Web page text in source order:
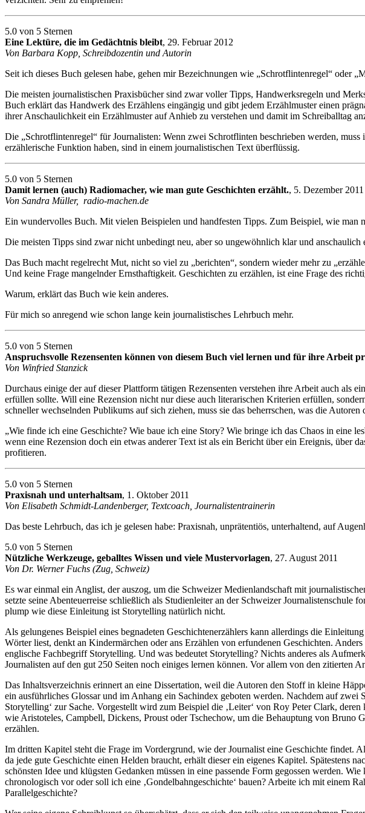
5.0 von 5 Sternen
Eine Lektüre, die im Gedächtnis bleibt, 29. Februar 2012
Von Barbara Kopp, Schreibdozentin und Autorin
Seit ich dieses Buch gelesen habe, gehen mir Bezeichnungen wie „Schrotflintenregel“ oder
Die meisten journalistischen Praxisbücher sind zwar voller Tipps, Handwerksregeln und
Buch erklärt das Handwerk des Erzählens eingängig und gibt jedem Erzählmuster einen
ihrer Anschaulichkeit ein Erzählmuster auf Anhieb zu verstehen und damit im Schreiballtag
Die „Schrotflintenregel“ für Journalisten: Wenn zwei Schrotflinten beschrieben werden,
erzählerische Funktion haben, sind in einem journalistischen Text überflüssig.
5.0 von 5 Sternen
Damit lernen (auch) Radiomacher, wie man gute Geschichten erzählt., 5. Dezember 2011
Von Sandra Müller, radio-machen.de
Ein wundervolles Buch. Mit vielen Beispielen und handfesten Tipps. Zum Beispiel, wie man
Die meisten Tipps sind zwar nicht unbedingt neu, aber so ungewöhnlich klar und
Das Buch macht regelrecht Mut, nicht so viel zu „berichten“, sondern wieder mehr zu
Und keine Frage mangelnder Ernsthaftigkeit. Geschichten zu erzählen, ist eine Frage des
Warum, erklärt das Buch wie kein anderes.
Für mich so anregend wie schon lange kein journalistisches Lehrbuch mehr.
5.0 von 5 Sternen
Anspruchsvolle Rezensenten können von diesem Buch viel lernen und für ihre Arbeit
Von Winfried Stanzick
Durchaus einige der auf dieser Plattform tätigen Rezensenten verstehen ihre Arbeit auch als
erfüllen sollte. Will eine Rezension nicht nur diese auch literarischen Kriterien erfüllen,
schneller wechselnden Publikums auf sich ziehen, muss sie das beherrschen, was die Autoren
„Wie finde ich eine Geschichte? Wie baue ich eine Story? Wie bringe ich das Chaos in eine
wenn eine Rezension doch ein etwas anderer Text ist als ein Bericht über ein Ereignis, über
profitieren.
5.0 von 5 Sternen
Praxisnah und unterhaltsam, 1. Oktober 2011
Von Elisabeth Schmidt-Landenberger, Textcoach, Journalistentrainerin
Das beste Lehrbuch, das ich je gelesen habe: Praxisnah, unprätentiös, unterhaltend, auf
5.0 von 5 Sternen
Nützliche Werkzeuge, geballtes Wissen und viele Mustervorlagen, 27. August 2011
Von Dr. Werner Fuchs (Zug, Schweiz)
Es war einmal ein Anglist, der auszog, um die Schweizer Medienlandschaft mit
setzte seine Abenteuerreise schließlich als Studienleiter an der Schweizer
plump wie diese Einleitung ist Storytelling natürlich nicht.
Als gelungenes Beispiel eines begnadeten Geschichtenerzählers kann allerdings die
Wörter liest, denkt an Kindermärchen oder ans Erzählen von erfundenen Geschichten.
englische Fachbegriff Storytelling. Und was bedeutet Storytelling? Nichts anderes als
Journalisten auf den gut 250 Seiten noch einiges lernen können. Vor allem von den zitierten
Das Inhaltsverzeichnis erinnert an eine Dissertation, weil die Autoren den Stoff in kleine
ein ausführliches Glossar und im Anhang ein Sachindex geboten werden. Nachdem auf
Storytelling‘ zur Sache. Vorgestellt wird zum Beispiel die ‚Leiter‘ von Roy Peter Clark,
wie Aristoteles, Campbell, Dickens, Proust oder Tschechow, um die Behauptung von Bruno
erzählen.
Im dritten Kapitel steht die Frage im Vordergrund, wie der Journalist eine Geschichte findet.
da jede gute Geschichte einen Helden braucht, erhält dieser ein eigenes Kapitel. Spätestens
schönsten Idee und klügsten Gedanken müssen in eine passende Form gegossen werden.
chronologisch vor oder soll ich eine ‚Gondelbahngeschichte‘ bauen? Arbeite ich mit einem
Parallelgeschichte?